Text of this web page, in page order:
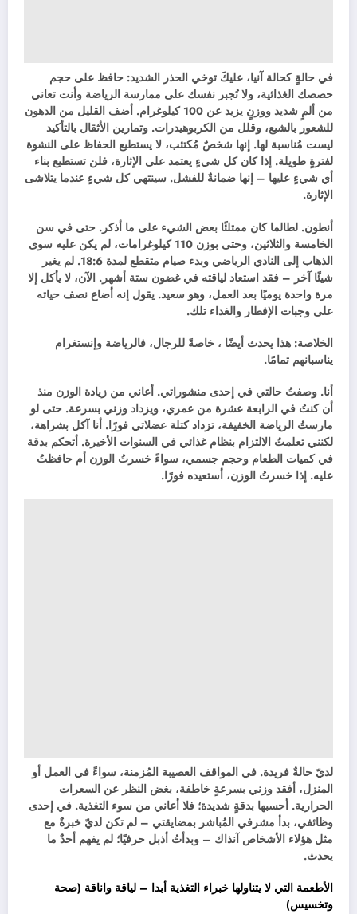
في حالةٍ كحالة آنيا، عليكَ توخي الحذر الشديد: حافظ على حجم
حصصك الغذائية، ولا تُجبر نفسك على ممارسة الرياضة وأنت تعاني
من ألمٍ شديد ووزنٍ يزيد عن 100 كيلوغرام. أضف القليل من الدهون
للشعور بالشبع، وقلل من الكربوهيدرات. وتمارين الأثقال بالتأكيد
ليست مُناسبة لها. إنها شخصٌ مُكتئب، لا يستطيع الحفاظ على النشوة
لفترةٍ طويلة. إذا كان كل شيءٍ يعتمد على الإثارة، فلن تستطيع بناء
أي شيءٍ عليها – إنها ضمانةٌ للفشل. سينتهي كل شيءٍ عندما يتلاشى
الإثارة.
أنطون. لطالما كان ممتلئًا بعض الشيء على ما أذكر. حتى في سن
الخامسة والثلاثين، وحتى بوزن 110 كيلوغرامات، لم يكن عليه سوى
الذهاب إلى النادي الرياضي وبدء صيام متقطع لمدة 18:6. لم يغير
شيئًا آخر – فقد استعاد لياقته في غضون ستة أشهر. الآن، لا يأكل إلا
مرة واحدة يوميًا بعد العمل، وهو سعيد. يقول إنه أضاع نصف حياته
على وجبات الإفطار والغداء تلك.
الخلاصة: هذا يحدث أيضًا ، خاصةً للرجال، فالرياضة وإنستغرام
يناسبانهم تمامًا.
أنا. وصفتُ حالتي في إحدى منشوراتي. أعاني من زيادة الوزن منذ
أن كنتُ في الرابعة عشرة من عمري، ويزداد وزني بسرعة. حتى لو
مارستُ الرياضة الخفيفة، تزداد كتلة عضلاتي فورًا. أنا آكل بشراهة،
لكنني تعلمتُ الالتزام بنظام غذائي في السنوات الأخيرة. أتحكم بدقة
في كميات الطعام وحجم جسمي، سواءً خسرتُ الوزن أم حافظتُ
عليه. إذا خسرتُ الوزن، أستعيده فورًا.
لديّ حالةٌ فريدة. في المواقف العصيبة المُزمنة، سواءً في العمل أو
المنزل، أفقد وزني بسرعةٍ خاطفة، بغض النظر عن السعرات
الحرارية. أحسبها بدقةٍ شديدة؛ فلا أعاني من سوء التغذية. في إحدى
وظائفي، بدأ مشرفي المُباشر بمضايقتي – لم تكن لديّ خبرةٌ مع
مثل هؤلاء الأشخاص آنذاك – وبدأتُ أذبل حرفيًا؛ لم يفهم أحدٌ ما
يحدث.
الأطعمة التي لا يتناولها خبراء التغذية أبدا – لياقة واناقة (صحة
وتخسيس)